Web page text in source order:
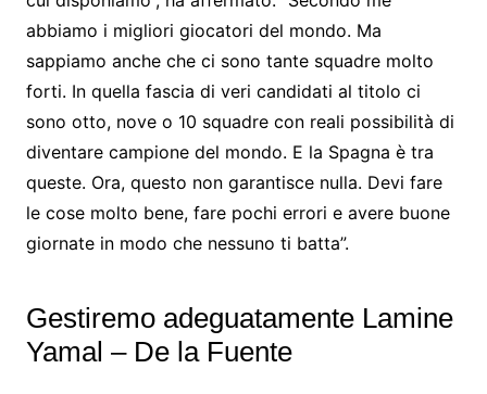
abbiamo i migliori giocatori del mondo. Ma
sappiamo anche che ci sono tante squadre molto
forti. In quella fascia di veri candidati al titolo ci
sono otto, nove o 10 squadre con reali possibilità di
diventare campione del mondo. E la Spagna è tra
queste. Ora, questo non garantisce nulla. Devi fare
le cose molto bene, fare pochi errori e avere buone
giornate in modo che nessuno ti batta”.
Gestiremo adeguatamente Lamine
Yamal – De la Fuente